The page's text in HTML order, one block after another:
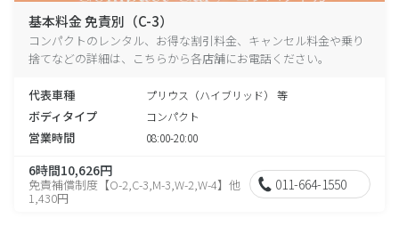
基本料金 免責別（C-3）
コンパクトのレンタル、お得な割引料金、キャンセル料金や乗り
捨てなどの詳細は、こちらから各店舗にお電話ください。
代表車種 プリウス（ハイブリッド） 等
ボディタイプ コンパクト
営業時間 08:00-20:00
6時間10,626円
免責補償制度【O-2,C-3,M-3,W-2,W-4】他
1,430円
011-664-1550